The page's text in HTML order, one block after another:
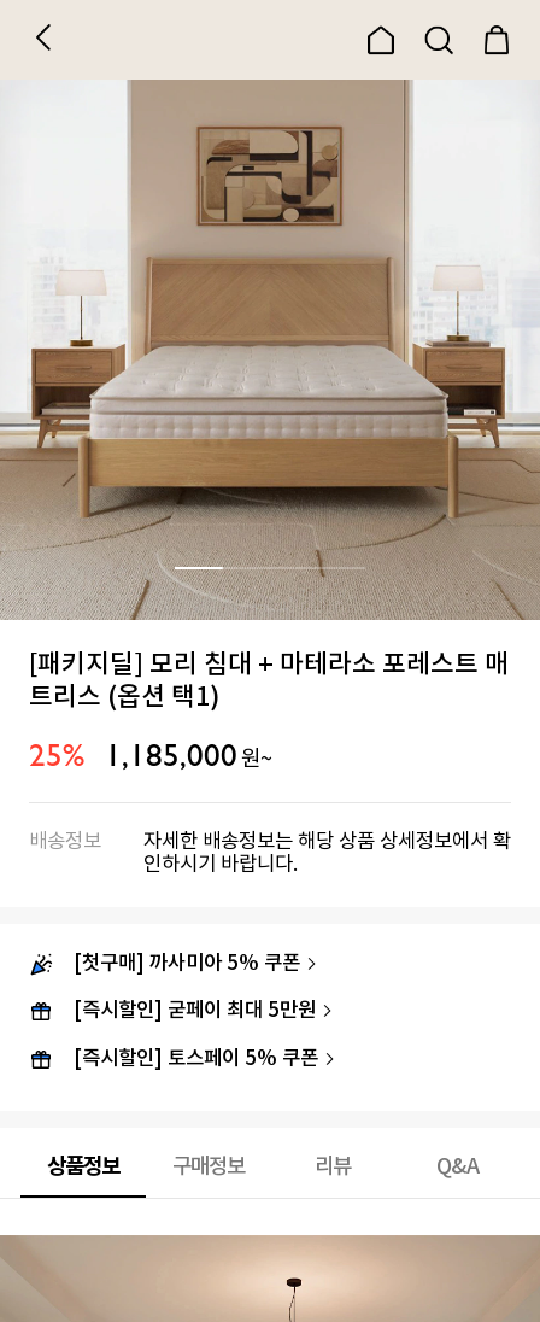
[패키지딜] 모리 침대 + 마테라소 포레스트 매
트리스 (옵션 택1)
25% 1,185,000원~
배송정보
자세한 배송정보는 해당 상품 상세정보에서 확
인하시기 바랍니다.
[첫구매] 까사미아 5% 쿠폰
[즉시할인] 굳페이 최대 5만원
[즉시할인] 토스페이 5% 쿠폰
상품정보 구매정보 리뷰 Q&A